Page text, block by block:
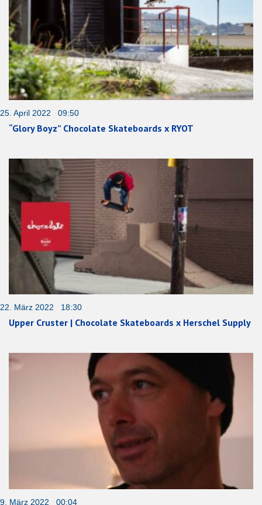
25. April 2022 09:50
“Glory Boyz” Chocolate Skateboards x RYOT
22. März 2022 18:30
Upper Cruster | Chocolate Skateboards x Herschel Supply
9. März 2022 00:04